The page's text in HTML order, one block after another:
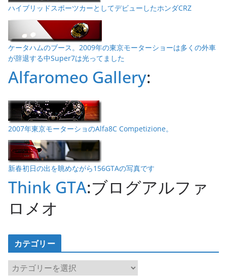
ハイブリッドスポーツカーとしてデビューしたホンダCRZ
ケータハムのブース。2009年の東京モーターショーは多くの外車
が辞退する中Super7は光ってました
Alfaromeo Gallery:
2007年東京モーターショのAlfa8C Competizione。
新春初日の出を眺めながら156GTAの写真です
Think GTA:ブログアルファ
ロメオ
カテゴリー
カ